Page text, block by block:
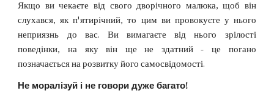
Якщо ви чекаєте від свого дворічного малюка, щоб він
слухався, як п'ятирічний, то цим ви провокуєте у нього
неприязнь до вас. Ви вимагаєте від нього зрілості
поведінки, на яку він ще не здатний - це погано
позначається на розвитку його самосвідомості.
Не моралізуй і не говори дуже багато!